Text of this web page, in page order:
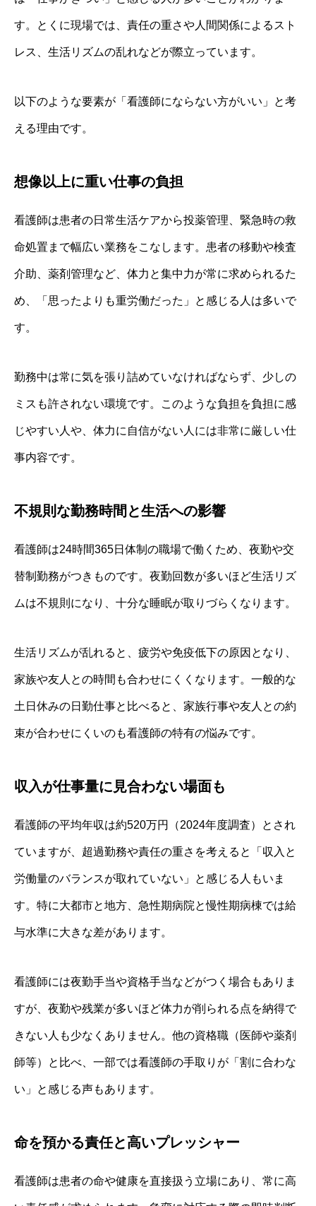
す。とくに現場では、責任の重さや人間関係によるスト
レス、生活リズムの乱れなどが際立っています。
以下のような要素が「看護師にならない方がいい」と考
える理由です。
想像以上に重い仕事の負担
看護師は患者の日常生活ケアから投薬管理、緊急時の救
命処置まで幅広い業務をこなします。患者の移動や検査
介助、薬剤管理など、体力と集中力が常に求められるた
め、「思ったよりも重労働だった」と感じる人は多いで
す。
勤務中は常に気を張り詰めていなければならず、少しの
ミスも許されない環境です。このような負担を負担に感
じやすい人や、体力に自信がない人には非常に厳しい仕
事内容です。
不規則な勤務時間と生活への影響
看護師は24時間365日体制の職場で働くため、夜勤や交
替制勤務がつきものです。夜勤回数が多いほど生活リズ
ムは不規則になり、十分な睡眠が取りづらくなります。
生活リズムが乱れると、疲労や免疫低下の原因となり、
家族や友人との時間も合わせにくくなります。一般的な
土日休みの日勤仕事と比べると、家族行事や友人との約
束が合わせにくいのも看護師の特有の悩みです。
収入が仕事量に見合わない場面も
看護師の平均年収は約520万円（2024年度調査）とされ
ていますが、超過勤務や責任の重さを考えると「収入と
労働量のバランスが取れていない」と感じる人もいま
す。特に大都市と地方、急性期病院と慢性期病棟では給
与水準に大きな差があります。
看護師には夜勤手当や資格手当などがつく場合もありま
すが、夜勤や残業が多いほど体力が削られる点を納得で
きない人も少なくありません。他の資格職（医師や薬剤
師等）と比べ、一部では看護師の手取りが「割に合わな
い」と感じる声もあります。
命を預かる責任と高いプレッシャー
看護師は患者の命や健康を直接扱う立場にあり、常に高